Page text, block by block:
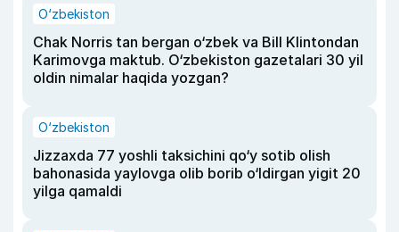
O‘zbekiston
Chak Norris tan bergan o‘zbek va Bill Klintondan
Karimovga maktub. O‘zbekiston gazetalari 30 yil
oldin nimalar haqida yozgan?
O‘zbekiston
Jizzaxda 77 yoshli taksichini qo‘y sotib olish
bahonasida yaylovga olib borib o‘ldirgan yigit 20
yilga qamaldi